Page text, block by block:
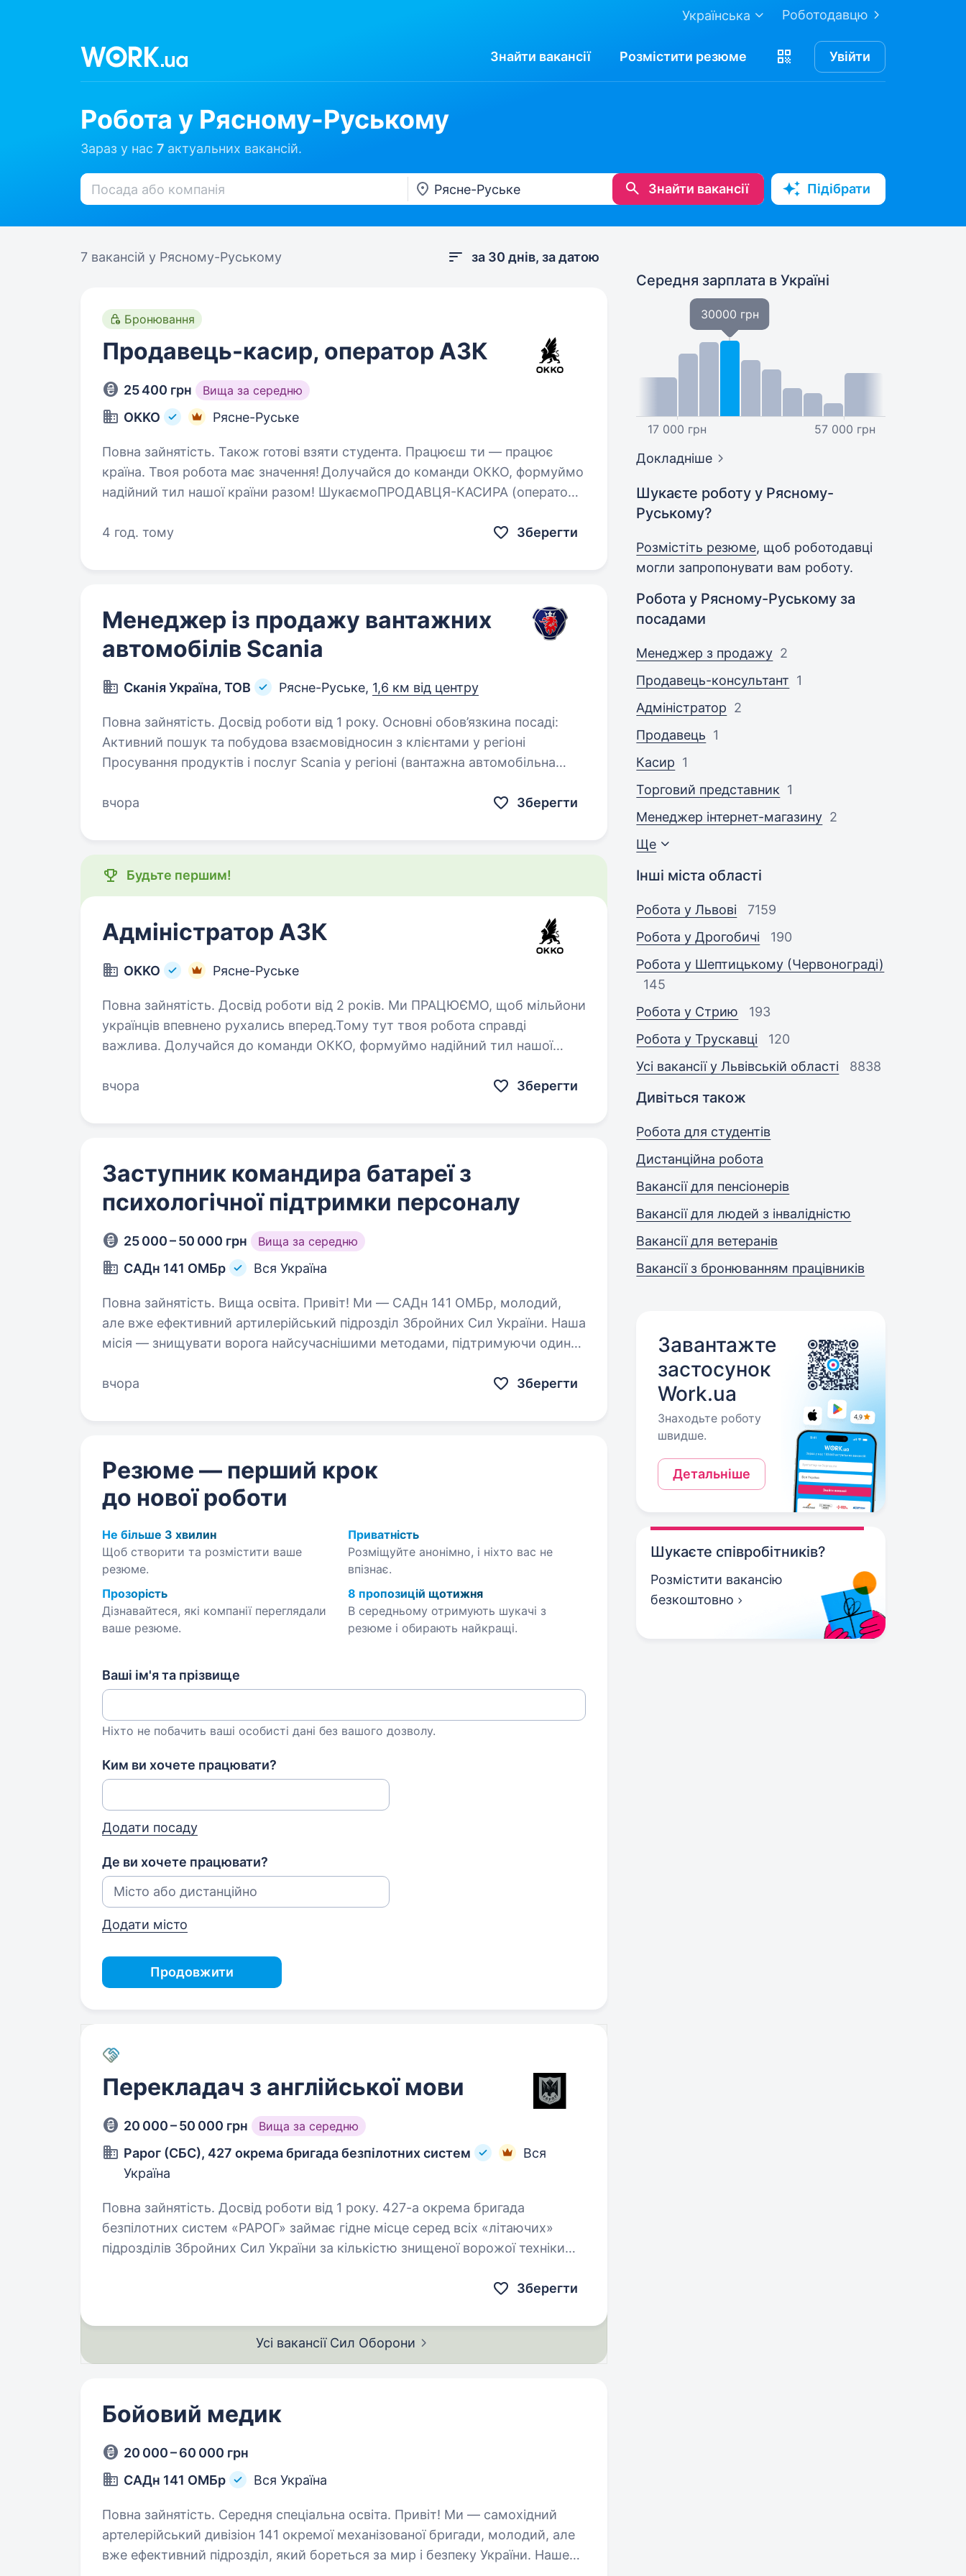
Роботодавцю
Українська
Знайти вакансії Розмістити резюме Увійти
Робота у Рясному-Руському
Зараз у нас 7 актуальних вакансій.
Знайти вакансії Підібрати
7 вакансій у Рясному-Руському за 30 днів, за датою
Бронювання
Продавець-касир, оператор АЗК
25 400 грн Вища за середню
OKKO Рясне-Руське
Повна зайнятість. Також готові взяти студента. Працюєш ти — працює
країна. Твоя робота має значення! Долучайся до команди ОККО, формуймо
надійний тил нашої країни разом! ШукаємоПРОДАВЦЯ-КАСИРА (оператора
4 год. тому
Зберегти
Менеджер із продажу вантажних
автомобілів Scania
Сканія Україна, ТОВ Рясне-Руське, 1,6 км від центру
Повна зайнятість. Досвід роботи від 1 року. Основні обов’язкина посаді:
Активний пошук та побудова взаємовідносин з клієнтами у регіоні
Просування продуктів і послуг Scania у регіоні (вантажна автомобільна
вчора
Зберегти
Будьте першим!
Адміністратор АЗК
OKKO Рясне-Руське
Повна зайнятість. Досвід роботи від 2 років. Ми ПРАЦЮЄМО, щоб мільйони
українців впевнено рухались вперед.Тому тут твоя робота справді
важлива. Долучайся до команди ОККО, формуймо надійний тил нашої
вчора
Зберегти
Заступник командира батареї з
психологічної підтримки персоналу
25 000 – 50 000 грн Вища за середню
САДн 141 ОМБр Вся Україна
Повна зайнятість. Вища освіта. Привіт! Ми — САДн 141 ОМБр, молодий,
але вже ефективний артилерійський підрозділ Збройних Сил України. Наша
місія — знищувати ворога найсучаснішими методами, підтримуючи один
вчора
Зберегти
Резюме — перший крок
до нової роботи
Не більше 3 хвилин
Щоб створити та розмістити ваше
резюме.
Приватність
Розміщуйте анонімно, і ніхто вас не
впізнає.
Прозорість
Дізнавайтеся, які компанії переглядали
ваше резюме.
8 пропозицій щотижня
В середньому отримують шукачі з
резюме і обирають найкращі.
Ваші ім'я та прізвище
Ніхто не побачить ваші особисті дані без вашого дозволу.
Ким ви хочете працювати?
Додати посаду
Де ви хочете працювати?
Додати місто
Продовжити
Перекладач з англійської мови
20 000 – 50 000 грн Вища за середню
Рарог (СБС), 427 окрема бригада безпілотних систем
Вся
Україна
Повна зайнятість. Досвід роботи від 1 року. 427-а окрема бригада
безпілотних систем «РАРОГ» займає гідне місце серед всіх «літаючих»
підрозділів Збройних Сил України за кількістю знищеної ворожої техніки
Зберегти
Усі вакансії Сил Оборони
Бойовий медик
20 000 – 60 000 грн
САДн 141 ОМБр
Вся Україна
Повна зайнятість. Середня спеціальна освіта. Привіт! Ми — самохідний
артелерійський дивізіон 141 окремої механізованої бригади, молодий, але
вже ефективний підрозділ, який бореться за мир і безпеку України. Наше
Середня зарплата в Україні
17 000 грн
30000 грн
57 000 грн
Докладніше
Шукаєте роботу у Рясному-
Руському?
Розмістіть резюме, щоб роботодавці
могли запропонувати вам роботу.
Робота у Рясному-Руському за
посадами
Менеджер з продажу 2
Продавець-консультант 1
Адміністратор 2
Продавець 1
Касир 1
Торговий представник 1
Менеджер інтернет-магазину 2
Ще
Інші міста області
Робота у Львові
7159
Робота у Дрогобичі
190
Робота у Шептицькому (Червонограді)
145
Робота у Стрию
193
Робота у Трускавці
120
Усі вакансії у Львівській області
8838
Дивіться також
Робота для студентів
Дистанційна робота
Вакансії для пенсіонерів
Вакансії для людей з інвалідністю
Вакансії для ветеранів
Вакансії з бронюванням працівників
Завантажте
застосунок
Work.ua
Знаходьте роботу
швидше.
Детальніше
Шукаєте співробітників?
Розмістити вакансію
безкоштовно